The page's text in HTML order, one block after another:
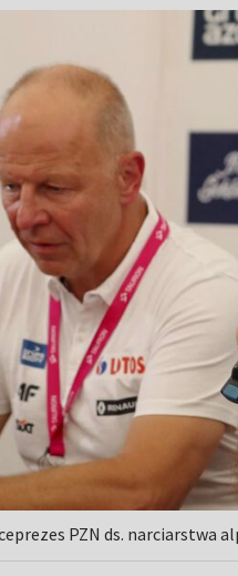
PZN ds. narciarstwa